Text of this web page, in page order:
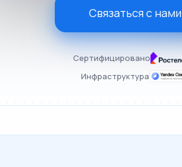
Связаться с нами
Сертифицировано
Инфраструктура